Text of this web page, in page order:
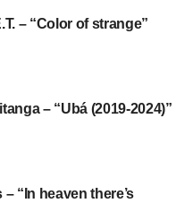
– “Color of strange”
– “Ubá (2019-2024)”
“In heaven there’s